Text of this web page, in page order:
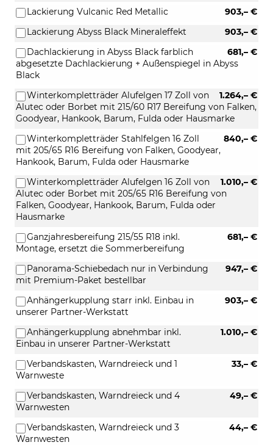
903,– €
Lackierung Vulcanic Red Metallic
903,– €
Lackierung Abyss Black Mineraleffekt
681,– €
Dachlackierung in Abyss Black farblich
abgesetzte Dachlackierung + Außenspiegel in Abyss
Black
1.264,– €
Winterkompletträder Alufelgen 17 Zoll von
Alutec oder Borbet mit 215/60 R17 Bereifung von Falken,
Goodyear, Hankook, Barum, Fulda oder Hausmarke
840,– €
Winterkompletträder Stahlfelgen 16 Zoll
mit 205/65 R16 Bereifung von Falken, Goodyear,
Hankook, Barum, Fulda oder Hausmarke
1.010,– €
Winterkompletträder Alufelgen 16 Zoll von
Alutec oder Borbet mit 205/65 R16 Bereifung von
Falken, Goodyear, Hankook, Barum, Fulda oder
Hausmarke
681,– €
Ganzjahresbereifung 215/55 R18 inkl.
Montage, ersetzt die Sommerbereifung
947,– €
Panorama-Schiebedach nur in Verbindung
mit Premium-Paket bestellbar
903,– €
Anhängerkupplung starr inkl. Einbau in
unserer Partner-Werkstatt
1.010,– €
Anhängerkupplung abnehmbar inkl.
Einbau in unserer Partner-Werkstatt
33,– €
Verbandskasten, Warndreieck und 1
Warnweste
49,– €
Verbandskasten, Warndreieck und 4
Warnwesten
44,– €
Verbandskasten, Warndreieck und 3
Warnwesten